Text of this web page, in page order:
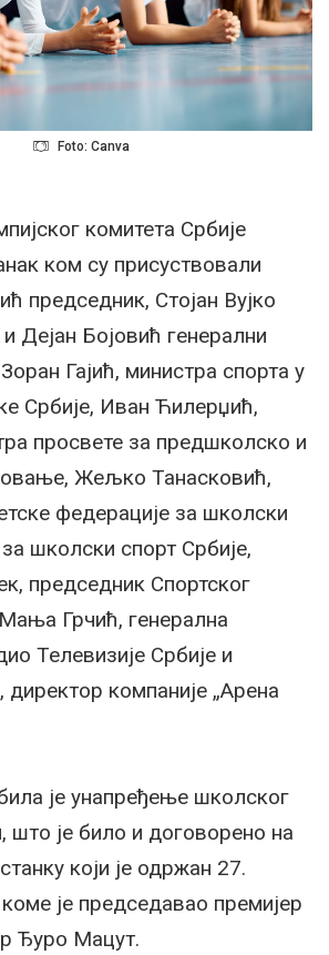
Foto: Canva
комитета Србије
ком су присуствовали
председник, Стојан Вујко
Дејан Бојовић генерални
Гајић, министра спорта у
Србије, Иван Ћилерџић,
просвете за предшколско и
Жељко Танасковић,
федерације за школски
школски спорт Србије,
председник Спортског
Грчић, генерална
Телевизије Србије и
компаније „Арена
је унапређење школског
што је било и договорено на
који је одржан 27.
је председавао премијер
Ђуро Мацут.